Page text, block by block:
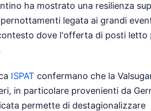
ha mostrato una resilienza
legata ai grandi
dove l'offerta di posti letto
ISPAT confermano che la
in particolare provenienti da
permette di destagionalizzare